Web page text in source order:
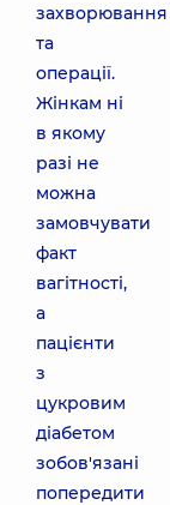
захворювання
та
операції.
Жінкам ні
в якому
разі не
можна
замовчувати
факт
вагітності,
а
пацієнти
з
цукровим
діабетом
зобов'язані
попередити